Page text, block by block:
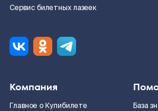
Сервис билетных лазеек
Компания
Главное о Купибилете
База